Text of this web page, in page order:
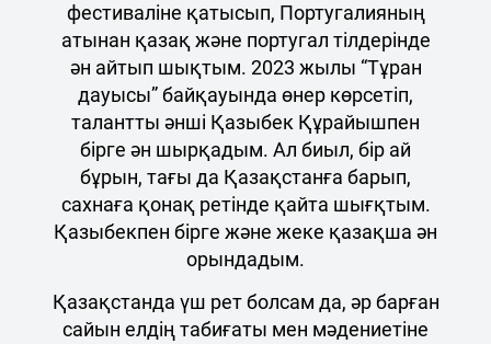
фестиваліне қатысып, Португалияның
атынан қазақ және португал тілдерінде
ән айтып шықтым. 2023 жылы “Тұран
дауысы” байқауында өнер көрсетіп,
талантты әнші Қазыбек Құрайышпен
бірге ән шырқадым. Ал биыл, бір ай
бұрын, тағы да Қазақстанға барып,
сахнаға қонақ ретінде қайта шығқтым.
Қазыбекпен бірге және жеке қазақша ән
орындадым.
Қазақстанда үш рет болсам да, әр барған
сайын елдің табиғаты мен мәдениетіне